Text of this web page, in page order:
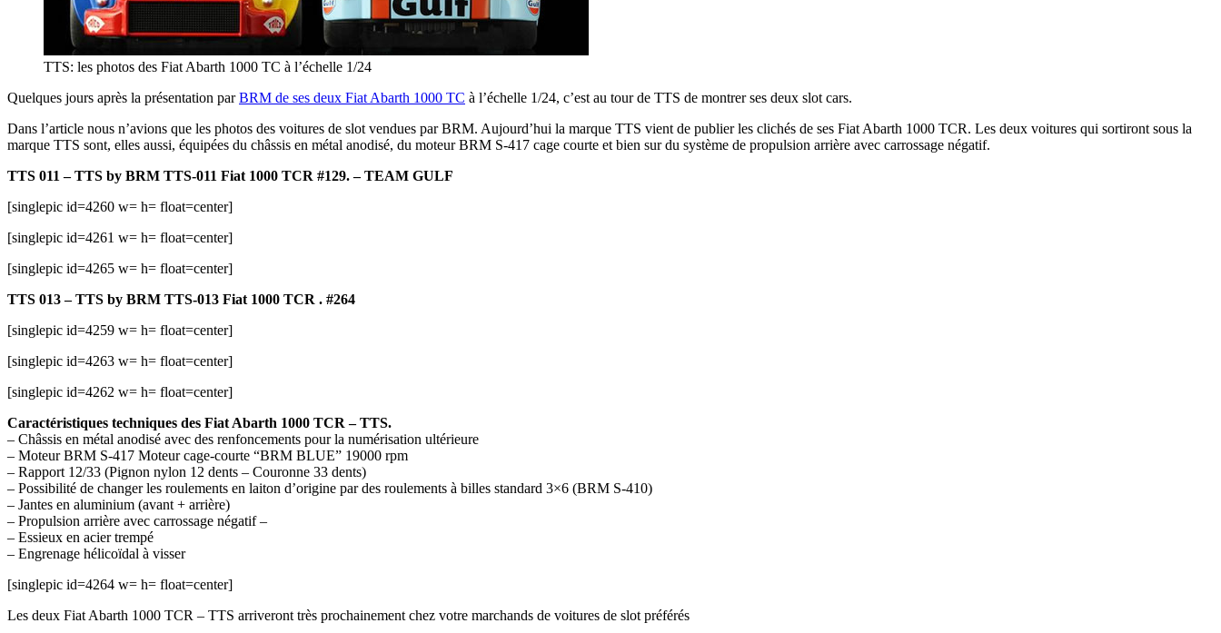
TTS: les photos des Fiat Abarth 1000 TC à l’échelle 1/24
Quelques jours après la présentation parBRM de ses deux Fiat Abarth 1000 TC à l’échelle 1/24, c’est au tour de TTS de montrer ses deux slot cars.
Dans l’article nous n’avions que les photos des voitures de slot vendues par BRM. Aujourd’hui la marque TTS vient de publier les clichés de ses Fiat Abarth 1000 TCR. Les deux voitures qui sortiront sous la
marque TTS sont, elles aussi, équipées du châssis en métal anodisé, du moteur BRM S-417 cage courte et bien sur du système de propulsion arrière avec carrossage négatif.
TTS 011 – TTS by BRM TTS-011 Fiat 1000 TCR #129. – TEAM GULF
[singlepic id=4260 w= h= float=center]
[singlepic id=4261 w= h= float=center]
[singlepic id=4265 w= h= float=center]
TTS 013 – TTS by BRM TTS-013 Fiat 1000 TCR . #264
[singlepic id=4259 w= h= float=center]
[singlepic id=4263 w= h= float=center]
[singlepic id=4262 w= h= float=center]
Caractéristiques techniques des Fiat Abarth 1000 TCR – TTS.
– Châssis en métal anodisé avec des renfoncements pour la numérisation ultérieure
– Moteur BRM S-417 Moteur cage-courte “BRM BLUE” 19000 rpm
– Rapport 12/33 (Pignon nylon 12 dents – Couronne 33 dents)
– Possibilité de changer les roulements en laiton d’origine par des roulements à billes standard 3×6 (BRM S-410)
– Jantes en aluminium (avant + arrière)
– Propulsion arrière avec carrossage négatif –
– Essieux en acier trempé
– Engrenage hélicoïdal à visser
[singlepic id=4264 w= h= float=center]
Les deux Fiat Abarth 1000 TCR – TTS arriveront très prochainement chez votre marchands de voitures de slot préférés